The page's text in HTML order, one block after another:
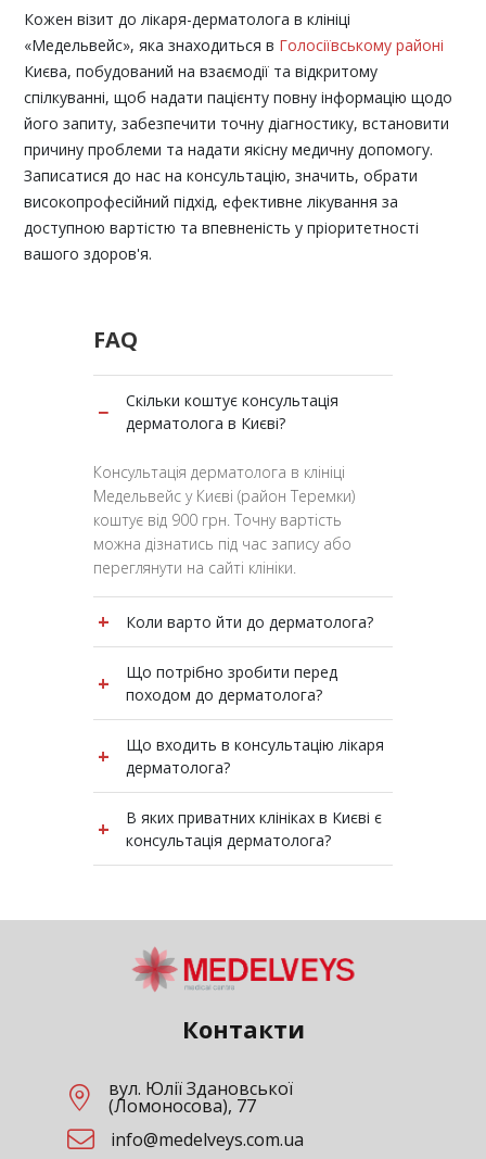
Кожен візит до лікаря-дерматолога в клініці
«Медельвейс», яка знаходиться в Голосіївському районі
Києва, побудований на взаємодії та відкритому
спілкуванні, щоб надати пацієнту повну інформацію щодо
його запиту, забезпечити точну діагностику, встановити
причину проблеми та надати якісну медичну допомогу.
Записатися до нас на консультацію, значить, обрати
високопрофесійний підхід, ефективне лікування за
доступною вартістю та впевненість у пріоритетності
вашого здоров'я.
FAQ
−
Скільки коштує консультація
дерматолога в Києві?
Консультація дерматолога в клініці
Медельвейс у Києві (район Теремки)
коштує від 900 грн. Точну вартість
можна дізнатись під час запису або
переглянути на сайті клініки.
+
Коли варто йти до дерматолога?
висипаннях, свербежі, почервонінні,
плямах, бородавках чи випадінні
усунути проблему та уникнути
ускладнень.
+
Що потрібно зробити перед
походом до дерматолога?
наносіть макіяж, креми чи мазі на шкіру.
Це допоможе лікарю точно оцінити стан
+
Що входить в консультацію лікаря
дерматолога?
візуальний огляд шкіри, дерматоскопію,
за потреби призначає аналізи або
лікування.
+
В яких приватних клініках в Києві є
консультація дерматолога?
медичний центр Медельвейс у Теремках.
Тут працюють досвідчені лікарі, сучасна
діагностика та безпечні методи
лікування шкірних захворювань.
Контакти
вул. Юлії Здановської
(Ломоносова), 77
info@medelveys.com.ua